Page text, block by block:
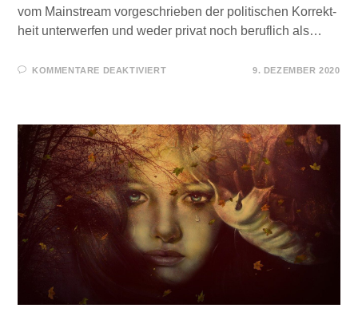
vom Mainstream vorgeschrieben der politischen Korrekt­
heit unterwerfen und weder privat noch beruflich als…
KOMMENTARE DEAKTIVIERTFÜR
9. DEZEMBER 2020